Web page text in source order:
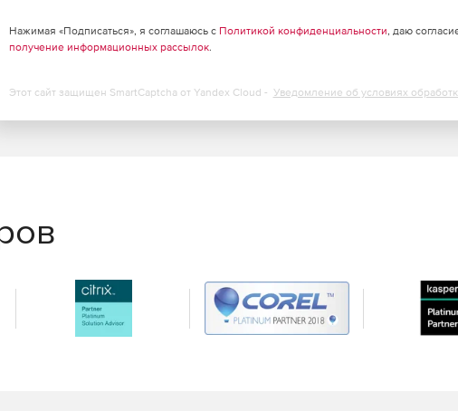
в приложении TeamViewer для стационарного ПК.
снимков экрана или управление процессами
системами и устройствами «Интернета
TeamViewer использует сквозное
аутентификацию и прочие передовые
Нажимая «Подписаться», я соглашаюсь с Политикой конфиденциальности, даю
получение информационных рассылок.
Этот сайт защищен SmartCaptcha от Yandex Cloud - Уведомление об условиях